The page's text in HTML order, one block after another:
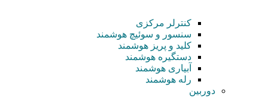
کنترلر مرکزی
سنسور و سوئیچ هوشمند
کلید و پریز هوشمند
دستگیره هوشمند
آبیاری هوشمند
رله هوشمند
دوربین